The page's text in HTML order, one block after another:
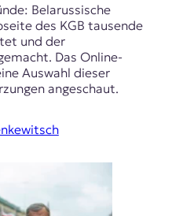
Belarussische
des KGB tausende
und der
Das Online-
Auswahl dieser
angeschaut.